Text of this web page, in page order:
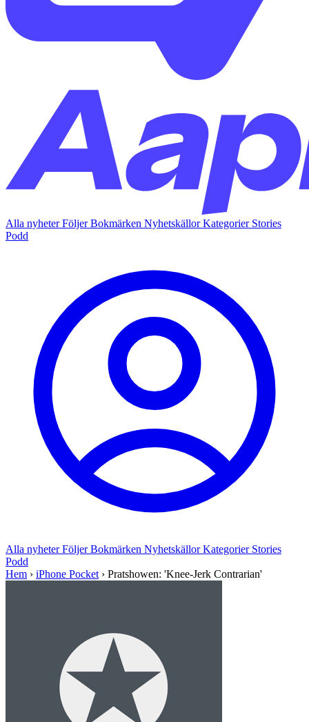
Alla nyheterFöljerBokmärken NyhetskällorKategorier Stories
Podd
Alla nyheterFöljerBokmärken NyhetskällorKategorier Stories
Podd
Hem › iPhone Pocket › Pratshowen: 'Knee-Jerk Contrarian'